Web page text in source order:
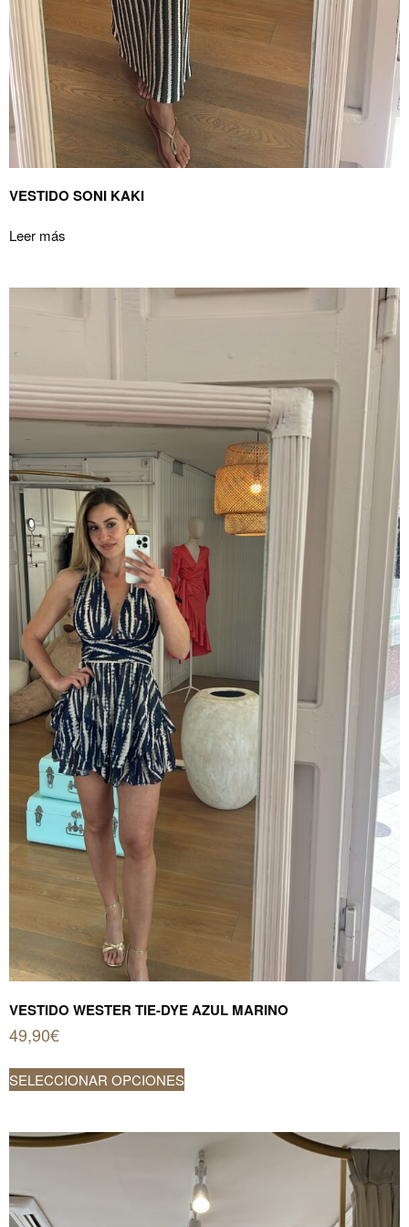
VESTIDO SONI KAKI
Leer más
VESTIDO WESTER TIE-DYE AZUL MARINO
49,90€
SELECCIONAR OPCIONES
Este
producto
múltiples
variantes.
Las
opciones